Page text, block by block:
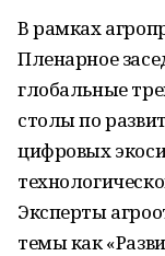
В рамках
Пленарное
глобальные
столы по
цифровых
Эксперты
темы как